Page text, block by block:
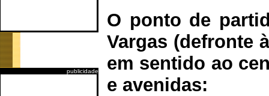
publicidade
O ponto de
Vargas (defronte
em sentido ao
e avenidas: